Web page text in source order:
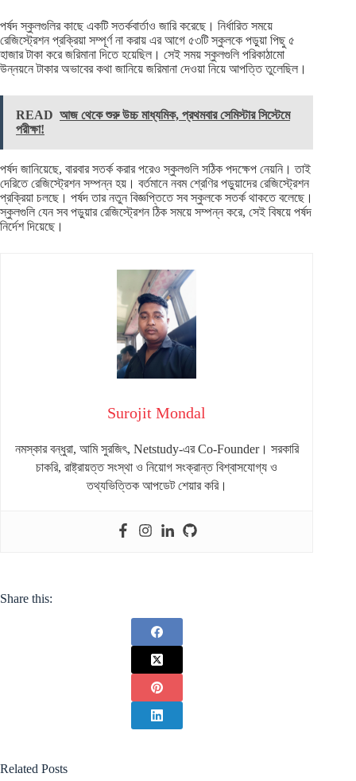
পর্ষদ স্কুলগুলির কাছে একটি সতর্কবার্তাও জারি করেছে। নির্ধারিত সময়ে
রেজিস্ট্রেশন প্রক্রিয়া সম্পূর্ণ না করায় এর আগে ৫৩টি স্কুলকে পড়ুয়া পিছু ৫
হাজার টাকা করে জরিমানা দিতে হয়েছিল। সেই সময় স্কুলগুলি পরিকাঠামো
উন্নয়নে টাকার অভাবের কথা জানিয়ে জরিমানা দেওয়া নিয়ে আপত্তি তুলেছিল।
READ আজ থেকে শুরু উচ্চ মাধ্যমিক, প্রথমবার সেমিস্টার সিস্টেমে
পরীক্ষা!
পর্ষদ জানিয়েছে, বারবার সতর্ক করার পরেও স্কুলগুলি সঠিক পদক্ষেপ নেয়নি। তাই
দেরিতে রেজিস্ট্রেশন সম্পন্ন হয়। বর্তমানে নবম শ্রেণির পড়ুয়াদের রেজিস্ট্রেশন
প্রক্রিয়া চলছে। পর্ষদ তার নতুন বিজ্ঞপ্তিতে সব স্কুলকে সতর্ক থাকতে বলেছে।
স্কুলগুলি যেন সব পড়ুয়ার রেজিস্ট্রেশন ঠিক সময়ে সম্পন্ন করে, সেই বিষয়ে পর্ষদ
নির্দেশ দিয়েছে।
Surojit Mondal
নমস্কার বন্ধুরা, আমি সুরজিৎ, Netstudy-এর Co-Founder। সরকারি
চাকরি, রাষ্ট্রায়ত্ত সংস্থা ও নিয়োগ সংক্রান্ত বিশ্বাসযোগ্য ও
তথ্যভিত্তিক আপডেট শেয়ার করি।
Share this:
Related Posts